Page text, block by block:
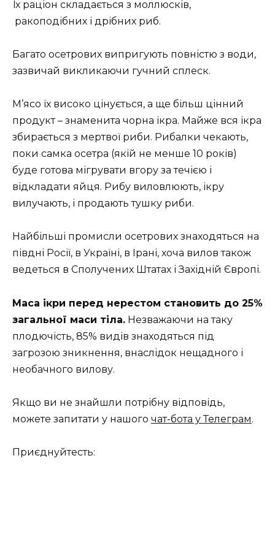
Їх раціон складається з моллюсків,
ракоподібних і дрібних риб.
Багато осетрових випригують повністю з води,
зазвичай викликаючи гучний сплеск.
М’ясо їх високо цінується, а ще більш цінний
продукт – знаменита чорна ікра. Майже вся ікра
збирається з мертвої риби. Рибалки чекають,
поки самка осетра (якій не менше 10 років)
буде готова мігрувати вгору за течією і
відкладати яйця. Рибу виловлюють, ікру
вилучають, і продають тушку риби.
Найбільші промисли осетрових знаходяться на
півдні Росії, в Україні, в Ірані, хоча вилов також
ведеться в Сполучених Штатах і Західній Європі.
Маса ікри перед нерестом становить до 25%
загальної маси тіла. Незважаючи на таку
плодючість, 85% видів знаходяться під
загрозою зникнення, внаслідок нещадного і
необачного вилову.
Якщо ви не знайшли потрібну відповідь,
можете запитати у нашого чат-бота у Телеграм.
Приєднуйтесть: